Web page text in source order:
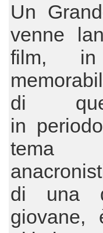
Un
venne
film, in
di
in
di una
giovane,